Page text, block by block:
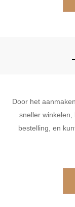
Door het
sneller
bestelling, en